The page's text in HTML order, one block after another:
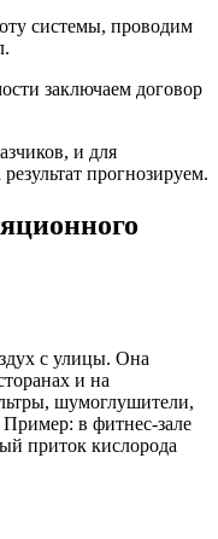
системы, проводим
заключаем договор
и для
прогнозируем.
с улицы. Она
и на
шумоглушители,
Пример: в фитнес-зале
приток кислорода